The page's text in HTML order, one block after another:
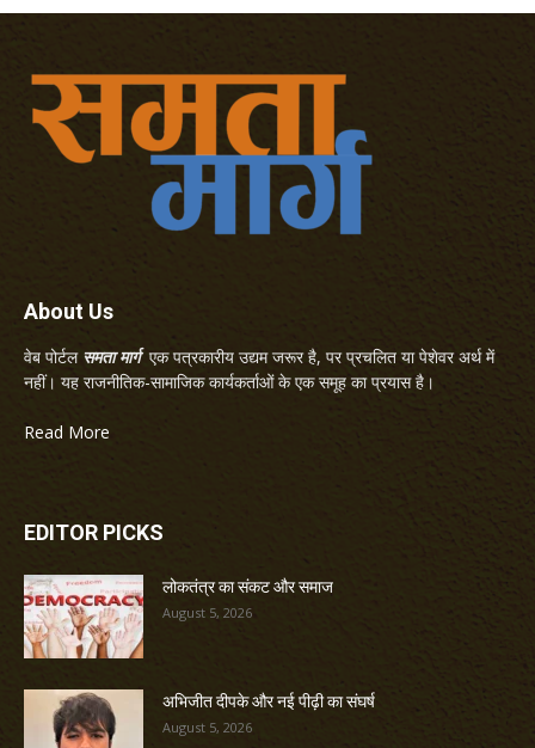
About Us
वेब पोर्टल समता मार्गएक पत्रकारीय उद्यम जरूर है, पर प्रचलित या पेशेवर अर्थ में
नहीं। यह राजनीतिक-सामाजिक कार्यकर्ताओं के एक समूह का प्रयास है।
Read More
EDITOR PICKS
लोकतंत्र का संकट और समाज
August 5, 2026
अभिजीत दीपके और नई पीढ़ी का संघर्ष
August 5, 2026